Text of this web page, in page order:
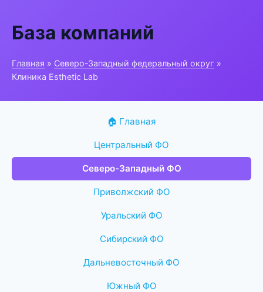
База компаний
Главная » Северо-Западный федеральный округ »
Клиника Esthetic Lab
🏠 Главная
Центральный ФО
Северо-Западный ФО
Приволжский ФО
Уральский ФО
Сибирский ФО
Дальневосточный ФО
Южный ФО